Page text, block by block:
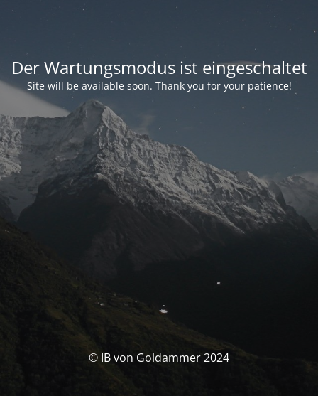
Der Wartungsmodus ist eingeschaltet
Site will be available soon. Thank you for your patience!
© IB von Goldammer 2024